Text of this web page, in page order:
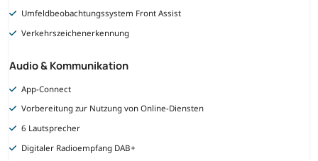
Umfeldbeobachtungssystem Front Assist
Verkehrszeichenerkennung
Audio & Kommunikation
App-Connect
Vorbereitung zur Nutzung von Online-Diensten
6 Lautsprecher
Digitaler Radioempfang DAB+